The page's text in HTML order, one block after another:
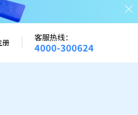
册 客服热线：
4000-300624